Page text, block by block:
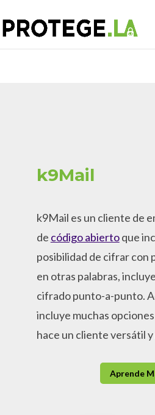
to
content
k9Mail
k9Mail es un cliente de
de código abiertoque
posibilidad de cifrar con
en otras palabras,
cifrado punto-a-punto.
incluye muchas
hace un cliente versátil
Aprende